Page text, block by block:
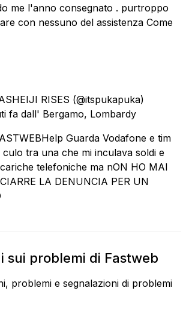
me l'anno consegnato . purtroppo
con nessuno del assistenza Come
RISES (@itspukapuka)
fa dall' Bergamo, Lombardy
Guarda Vodafone e tim
tra una che mi inculava soldi e
telefoniche ma nON HO MAI
LA DENUNCIA PER UN
sui problemi di Fastweb
problemi e segnalazioni di problemi